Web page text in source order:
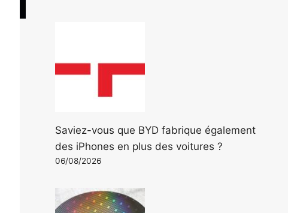
Saviez-vous que BYD fabrique également
des iPhones en plus des voitures ?
06/08/2026